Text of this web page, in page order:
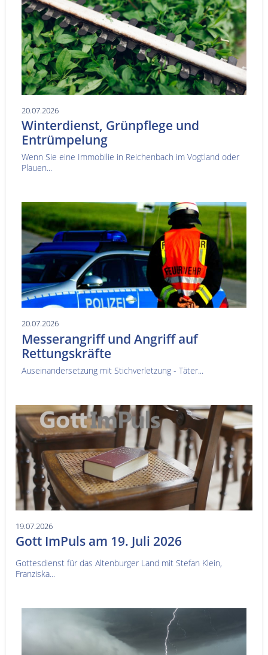
20.07.2026
Winterdienst, Grünpflege und
Entrümpelung
Wenn Sie eine Immobilie in Reichenbach im Vogtland oder
Plauen...
20.07.2026
Messerangriff und Angriff auf
Rettungskräfte
Auseinandersetzung mit Stichverletzung - Täter...
19.07.2026
Gott ImPuls am 19. Juli 2026
Gottesdienst für das Altenburger Land mit Stefan Klein,
Franziska...